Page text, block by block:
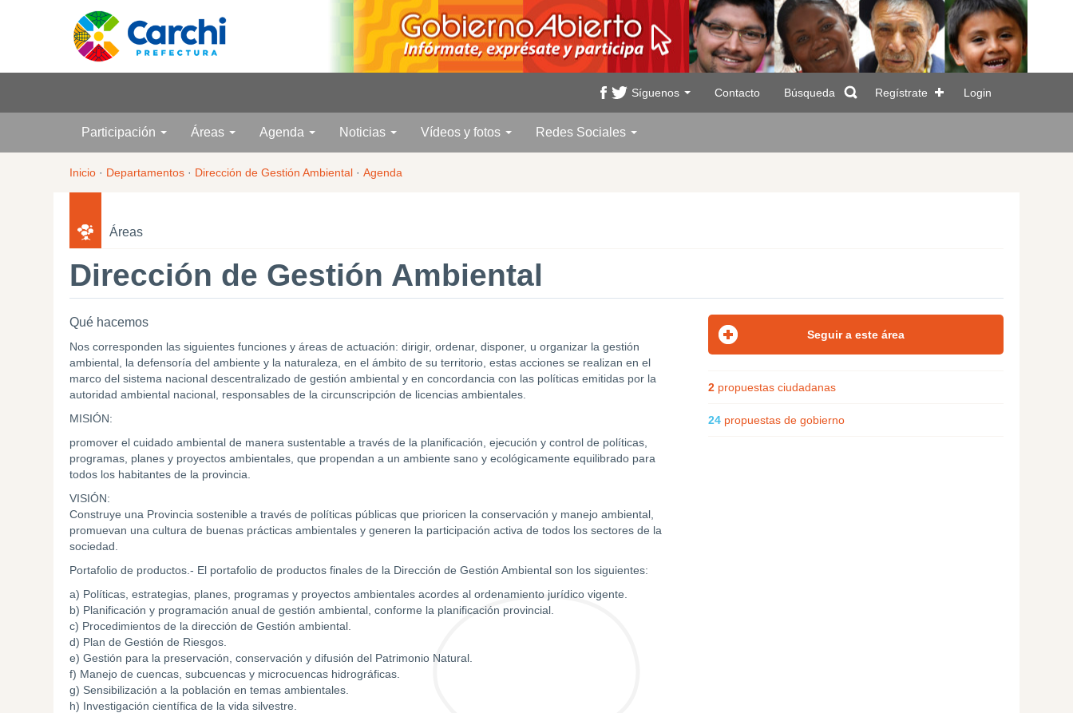
Síguenos Contacto Búsqueda Regístrate Login
Participación Áreas Agenda Noticias Vídeos y fotos Redes Sociales
Inicio · Departamentos · Dirección de Gestión Ambiental · Agenda
Áreas
Dirección de Gestión Ambiental
Qué hacemos
Nos corresponden las siguientes funciones y áreas de actuación: dirigir, ordenar, disponer, u organizar la gestión
ambiental, la defensoría del ambiente y la naturaleza, en el ámbito de su territorio, estas acciones se realizan en el
marco del sistema nacional descentralizado de gestión ambiental y en concordancia con las políticas emitidas por la
autoridad ambiental nacional, responsables de la circunscripción de licencias ambientales.
MISIÓN:
promover el cuidado ambiental de manera sustentable a través de la planificación, ejecución y control de políticas,
programas, planes y proyectos ambientales, que propendan a un ambiente sano y ecológicamente equilibrado para
todos los habitantes de la provincia.
VISIÓN:
Construye una Provincia sostenible a través de políticas públicas que prioricen la conservación y manejo ambiental,
promuevan una cultura de buenas prácticas ambientales y generen la participación activa de todos los sectores de la
sociedad.
Portafolio de productos.- El portafolio de productos finales de la Dirección de Gestión Ambiental son los siguientes:
a) Políticas, estrategias, planes, programas y proyectos ambientales acordes al ordenamiento jurídico vigente.
b) Planificación y programación anual de gestión ambiental, conforme la planificación provincial.
c) Procedimientos de la dirección de Gestión ambiental.
d) Plan de Gestión de Riesgos.
e) Gestión para la preservación, conservación y difusión del Patrimonio Natural.
f) Manejo de cuencas, subcuencas y microcuencas hidrográficas.
g) Sensibilización a la población en temas ambientales.
h) Investigación científica de la vida silvestre.
2 propuestas ciudadanas
24 propuestas de gobierno